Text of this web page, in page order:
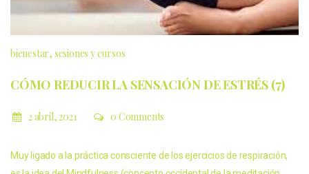
bienestar sesiones y cursos
CÓMO REDUCIR LA SENSACIÓN DE ESTRÉS (7)
2 abril, 2021 0 Comments
Muy ligado a la práctica consciente de los ejercicios de respiración,